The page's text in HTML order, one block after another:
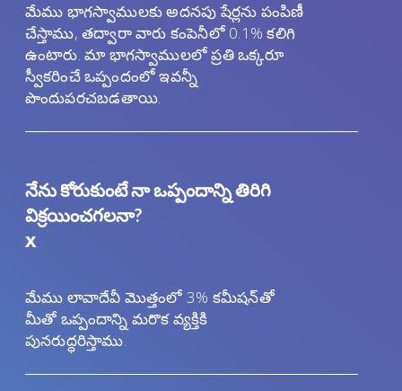
మేము భాగస్వాములకు అదనపు షేర్లను పంపిణీ
చేస్తాము, తద్వారా వారు కంపెనీలో 0.1% కలిగి
ఉంటారు. మా భాగస్వాములలో ప్రతి ఒక్కరూ
స్వీకరించే ఒప్పందంలో ఇవన్నీ
పొందుపరచబడతాయి.
నేను కోరుకుంటే నా ఒప్పందాన్ని తిరిగి
విక్రయించగలనా?
x
మేము లావాదేవీ మొత్తంలో 3% కమీషన్‌తో
మీతో ఒప్పందాన్ని మరొక వ్యక్తికి
పునరుద్ధరిస్తాము.